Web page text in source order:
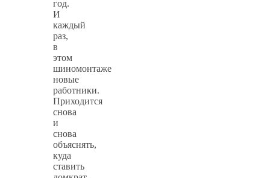
год.
И
каждый
раз,
в
этом
шиномонтаже
новые
работники.
Приходится
снова
и
снова
объяснять,
куда
ставить